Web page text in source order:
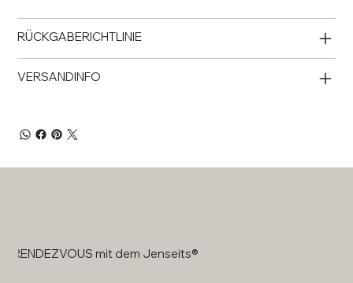
RÜCKGABERICHTLINIE
VERSANDINFO
RENDEZVOUS mit dem Jenseits®